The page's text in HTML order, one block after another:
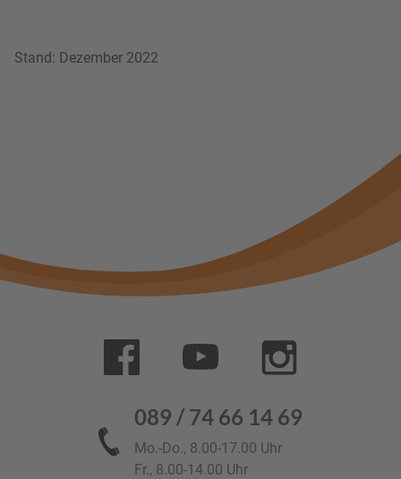
Stand: Dezember 2022
089 / 74 66 14 69
Mo.-Do., 8.00-17.00 Uhr
Fr., 8.00-14.00 Uhr